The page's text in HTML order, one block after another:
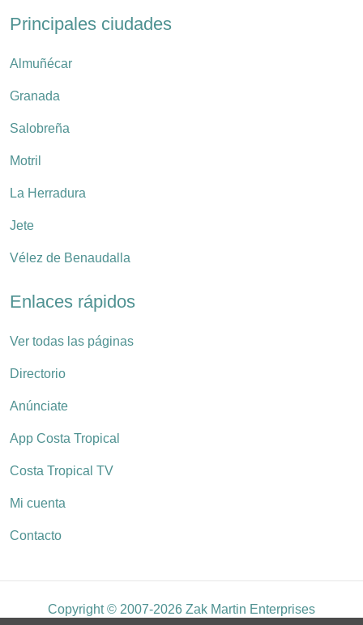
Principales ciudades
Almuñécar
Granada
Salobreña
Motril
La Herradura
Jete
Vélez de Benaudalla
Enlaces rápidos
Ver todas las páginas
Directorio
Anúnciate
App Costa Tropical
Costa Tropical TV
Mi cuenta
Contacto
Copyright © 2007-2026 Zak Martin Enterprises